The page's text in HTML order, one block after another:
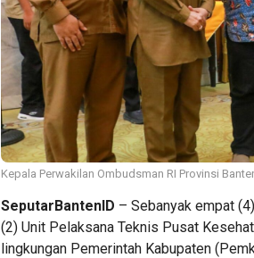
Kepala Perwakilan Ombudsman RI Provinsi
SeputarBantenID – Sebanyak empat
(2) Unit Pelaksana Teknis Pusat
lingkungan Pemerintah Kabupaten